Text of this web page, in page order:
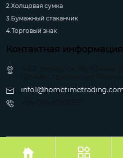
2.Холщовая сумка
3.Бумажный стаканчик
4.Торговый знак
Контактная информация
Авторское право©Шэньян
 